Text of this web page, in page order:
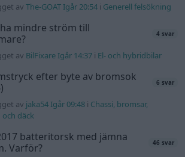
avThe-GOAT Igår 20:54 i Generell felsökning
mindre ström till
4 svar
av BilFixare Igår 14:37 i El- och hybridbilar
efter byte av bromsok
6 svar
av jaka54 Igår 09:48 i Chassi, bromsar,
däck
batteritorsk med jämna
Varför?
46 svar